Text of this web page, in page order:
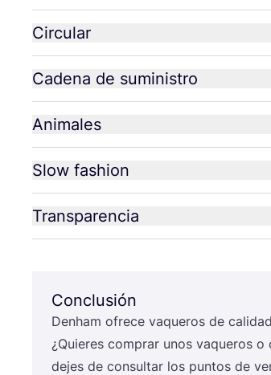
Circular
Cadena de suministro
Animales
Slow fashion
Transparencia
Conclusión
Denham ofre­ce vaque­ros de
¿Quie­res com­prar unos vaque­ros
dejes de con­sul­tar los pun­tos de